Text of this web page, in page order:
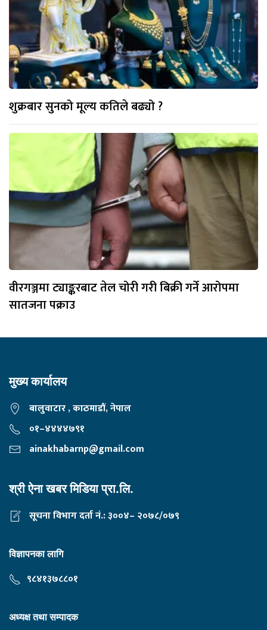
शुक्रबार सुनको मूल्य कतिले बढ्यो ?
वीरगञ्जमा ट्याङ्करबाट तेल चोरी गरी बिक्री गर्ने आरोपमा
सातजना पक्राउ
मुख्य कार्यालय
बालुवाटार , काठमाडौं, नेपाल
०१–४४४४७९१
ainakhabarnp@gmail.com
श्री ऐना खबर मिडिया प्रा.लि.
सूचना विभाग दर्ता नं.: ३००४– २०७८/०७९
विज्ञापनका लागि
९८४१३७८८०१
अध्यक्ष तथा सम्पादक